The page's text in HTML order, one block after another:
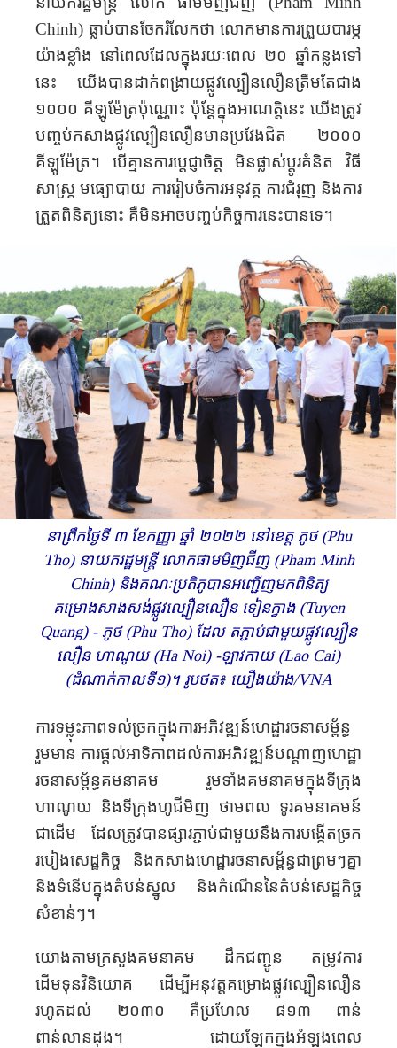
Chinh) ធ្លាប់បានចែករំលែកថា លោកមានការព្រួយបារម្ភ
យ៉ាងខ្លាំង នៅពេលដែលក្នុងរយៈពេល ២០ ឆ្នាំកន្លងទៅ
នេះ យើងបានដាក់ពង្រាយផ្លូវល្បឿនលឿនត្រឹមតែជាង
១០០០ គីឡូម៉ែត្រប៉ុណ្ណោះ ប៉ុន្តែក្នុងអាណត្តិនេះ យើងត្រូវ
បញ្ចប់កសាងផ្លូវល្បឿនលឿនមាន​ប្រវែង​ជិត ២០០០
គីឡូម៉ែត្រ។ បើគ្មានការប្តេជ្ញាចិត្ត មិន​ផ្លាស់ប្តូរ​គំនិត វិធី
សាស្រ្ត មធ្យោបាយ ការរៀបចំការអនុវត្ត ការជំរុញ និងការ
ត្រួតពិនិត្យនោះ គឺមិនអាចបញ្ចប់កិច្ចការនេះបានទេ។
នាព្រឹកថ្ងៃទី ៣ ខែកញ្ញា ឆ្នាំ ២០២២ នៅខេត្ត ភូថ (Phu
Tho) នាយករដ្ឋមន្ត្រី លោក​ផាម​មិញ​ជីញ (Pham Minh
Chinh) និងគណៈប្រតិភូបានអញ្ជើញមកពិនិត្យ
គម្រោងសាងសង់ផ្លូវល្បឿនលឿន ទៀន​ក្វាង (Tuyen
Quang) - ភូថ (Phu Tho) ដែល​ តភ្ជាប់ជាមួយផ្លូវ​ល្បឿន​
លឿន ហាណូយ (Ha Noi) -ឡាវកាយ (Lao Cai)
(ដំណាក់កាលទី១)។ រូបថត៖ យឿង​យ៉ាង/VNA
ការទម្លុះភាពទល់ច្រកក្នុងការអភិវឌ្ឍន៍ហេដ្ឋារចនាសម្ព័ន្ធ
រួមមាន ការផ្តល់អាទិភាពដល់ការអភិវឌ្ឍន៍បណ្តាញហេដ្ឋា
រចនាសម្ព័ន្ធគមនាគម រួមទាំងគមនាគមក្នុងទីក្រុង
ហាណូយ និងទីក្រុងហូជីមិញ ថាមពល ទូរគមនាគមន៍
ជាដើម ដែលត្រូវបានផ្សារភ្ជាប់ជាមួយនឹងការបង្កើតច្រក
របៀងសេដ្ឋកិច្ច និងកសាងហេដ្ឋារចនាសម្ព័ន្ធជាព្រមៗគ្នា
និងទំនើបក្នុងតំបន់ស្នូល និងកំណើននៃតំបន់សេដ្ឋកិច្ច
សំខាន់ៗ។
យោងតាមក្រសួងគមនាគម ដឹកជញ្ជូន តម្រូវការ
ដើមទុនវិនិយោគ ដើម្បីអនុវត្តគម្រោងផ្លូវល្បឿនលឿន
រហូតដល់ ២០៣០ គឺប្រហែល ៨១៣ ពាន់
ពាន់លានដុង។ ដោយឡែកក្នុង​អំឡុងពេល